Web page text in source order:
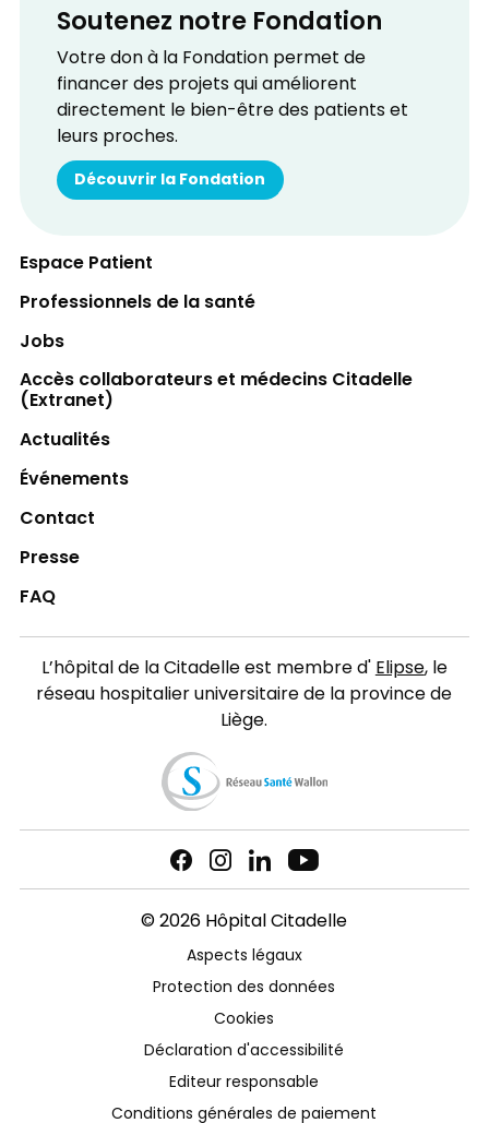
Soutenez notre Fondation
Votre don à la Fondation permet de
financer des projets qui améliorent
directement le bien-être des patients et
leurs proches.
Découvrir la Fondation
Espace Patient
Professionnels de la santé
Jobs
Accès collaborateurs et médecins Citadelle
(Extranet)
Actualités
Événements
Contact
Presse
FAQ
L’hôpital de la Citadelle est membre d'Elipse, le
réseau hospitalier universitaire de la province de
Liège.
© 2026 Hôpital Citadelle
Aspects légaux
Protection des données
Cookies
Déclaration d'accessibilité
Editeur responsable
Conditions générales de paiement